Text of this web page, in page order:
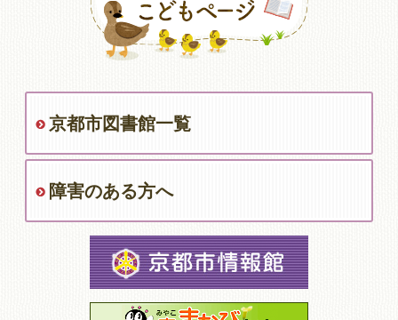
京都市図書館一覧
障害のある方へ